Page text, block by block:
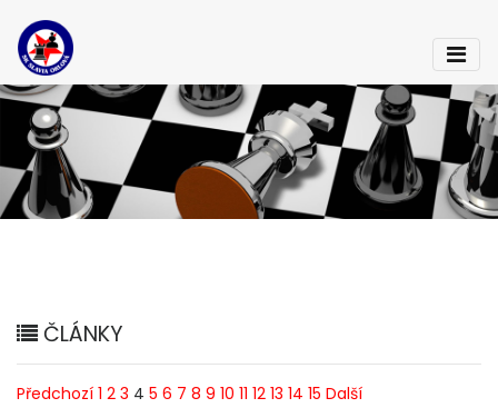
ČLÁNKY
Předchozí 1 2 3 4 5 6 7 8 9 10 11 12 13 14 15 Další